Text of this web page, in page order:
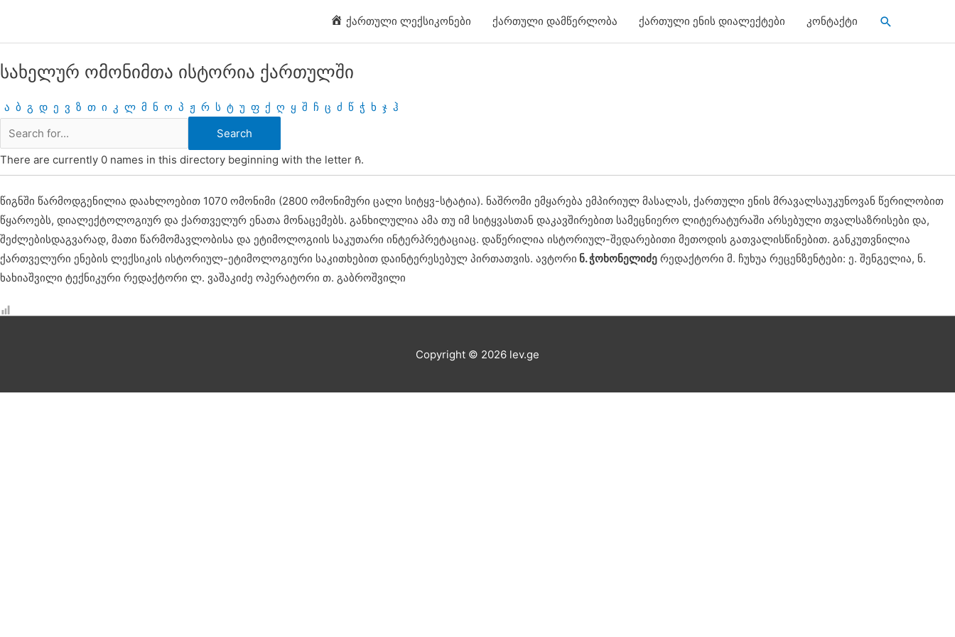
content
ქართული ლექსიკონები ქართული დამწერლობა ქართული ენის დიალექტები კონტაქტი Search
სახელურ ომონიმთა ისტორია ქართულში
ა ბ გ დ ე ვ ზ თ ი კ ლ მ ნ ო პ ჟ რ ს ტ უ ფ ქ ღ ყ შ ჩ ც ძ წ ჭ ხ ჯ ჰ
There are currently 0 names in this directory beginning with the letter Ჩ.
წიგნში წარმოდგენილია დაახლოებით 1070 ომონიმი (2800 ომონიმური ცალი სიტყვ-სტატია). ნაშრომი ემყარება ემპირიულ მასალას, ქართული ენის მრავალსაუკუნოვან წერილობით
წყაროებს, დიალექტოლოგიურ და ქართველურ ენათა მონაცემებს. განხილულია ამა თუ იმ სიტყვასთან დაკავშირებით სამეცნიერო ლიტერატურაში არსებული თვალსაზრისები და,
შეძლებისდაგვარად, მათი წარმომავლობისა და ეტიმოლოგიის საკუთარი ინტერპრეტაციაც. დაწერილია ისტორიულ-შედარებითი მეთოდის გათვალისწინებით. განკუთვნილია
ქართველური ენების ლექსიკის ისტორიულ-ეტიმოლოგიური საკითხებით დაინტერესებულ პირთათვის. ავტორი ნ. ჭოხონელიძე რედაქტორი მ. ჩუხუა რეცენზენტები: ე. შენგელია, ნ.
ხახიაშვილი ტექნიკური რედაქტორი ლ. ვაშაკიძე ოპერატორი თ. გაბროშვილი
Copyright © 2026 lev.ge